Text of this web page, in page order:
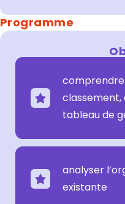
Programme
comprendre
classement,
tableau de
analyser
existante